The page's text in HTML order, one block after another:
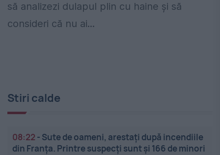
să analizezi dulapul plin cu haine şi să
consideri că nu ai...
Stiri calde
08:22 - Sute de oameni, arestați după incendiile
din Franța. Printre suspecți sunt și 166 de minori